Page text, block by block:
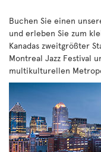
Buchen Sie einen
und erleben Sie zum
Kanadas zweitgrößter
Montreal Jazz Festival
multikulturellen